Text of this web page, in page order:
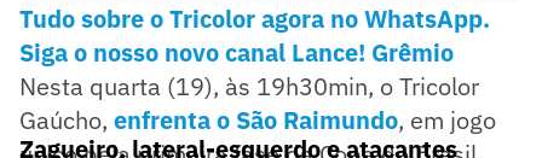
Tudo sobre o Tricolor agora no WhatsApp.
Siga o nosso novo canal Lance! Grêmio
Nesta quarta (19), às 19h30min, o Tricolor
Gaúcho, enfrenta o São Raimundo, em jogo
Zagueiro, lateral-esquerdo e atacantes